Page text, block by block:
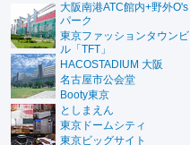
大阪南港ATC館内+野外O's
パーク
東京ファッションタウンビ
ル「TFT」
HACOSTADIUM 大阪
名古屋市公会堂
Booty東京
としまえん
東京ドームシティ
東京ビッグサイト